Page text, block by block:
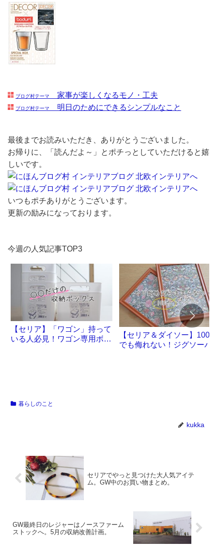
ブログ村テーマ 家事が楽しくなるモノ・工夫
ブログ村テーマ 明日のためにできるシンプルなこと
最後までお読みいただき、ありがとうございました。
お帰りに、「読んだよ～」とポチっとしていただけると嬉
しいです。
いつもポチありがとうございます。
更新の励みになっております。
今週の人気記事TOP3
【セリア】「ワゴン」持って
いる人必見！ワゴン専用ボッ
【セリア＆ダイソー】100円
でも侮れない！ジグソーパ
暮らしのこと
kukka
セリアでやっと見つけた大人気アイテ
ム。GW中のお買い物まとめ。
GW最終日のレジャーはノースファーム
ストックへ。5月の収納改善計画。